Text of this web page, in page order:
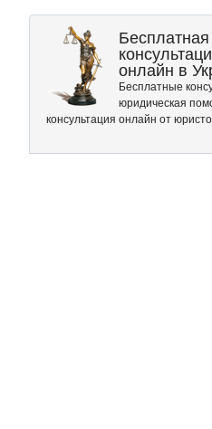
онлайн в
Бесплатные
юридическая
консультация онлайн от